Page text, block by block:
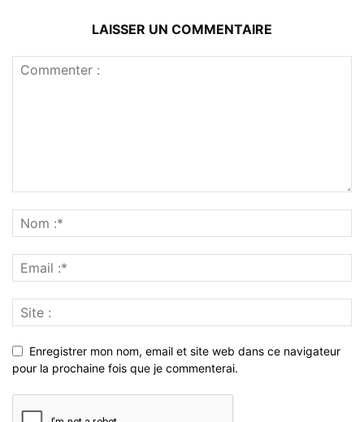
LAISSER UN COMMENTAIRE
Enregistrer mon nom, email et site web dans ce navigateur
pour la prochaine fois que je commenterai.